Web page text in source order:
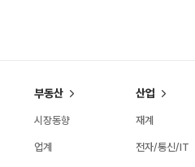
부동산
시장동향
업계
산업
재계
전자/통신/IT